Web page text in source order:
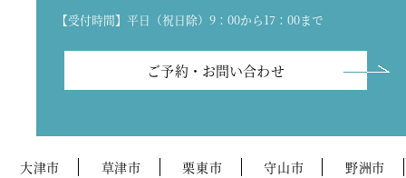
【受付時間】平日（祝日除）9：00から17：00まで
ご予約・お問い合わせ
大津市 草津市 栗東市 守山市
野洲市